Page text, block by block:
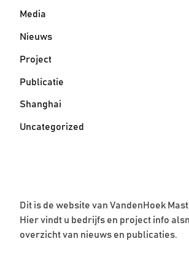
Media
Nieuws
Project
Publicatie
Shanghai
Uncategorized
Dit is de website van VandenHoek
Hier vindt u bedrijfs en project info
overzicht van nieuws en publicaties.